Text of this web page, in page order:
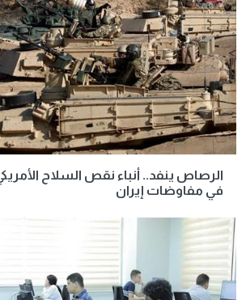
الرصاص ينفد.. أنباء نقص السلاح
في مفاوضات إيران